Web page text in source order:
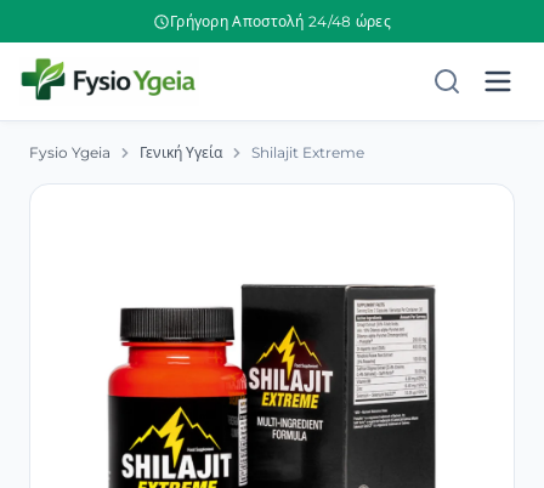
Γρήγορη Αποστολή 24/48 ώρες
Fysio Ygeia Γενική Υγεία Shilajit Extreme